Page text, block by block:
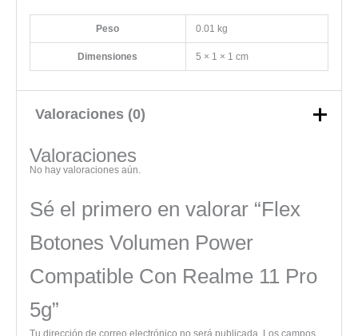
Peso 0.01 kg
Dimensiones 5 × 1 × 1 cm
Valoraciones (0)
Valoraciones
No hay valoraciones aún.
Sé el primero en valorar “Flex
Botones Volumen Power
Compatible Con Realme 11 Pro
5g”
Tu dirección de correo electrónico no será publicada. Los campos